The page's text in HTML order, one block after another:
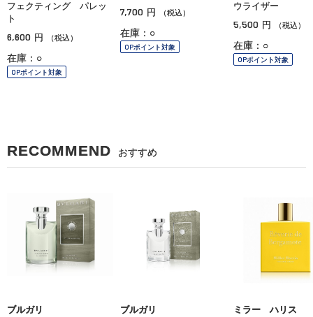
フェクティング パレッ
ト
6,600 円 （税込）
在庫：○
OPポイント対象
7,700 円 （税込）
在庫：○
OPポイント対象
ウライザー
5,500 円 （税込）
在庫：○
OPポイント対象
RECOMMEND おすすめ
ブルガリ
ブルガリ
ミラー ハリス